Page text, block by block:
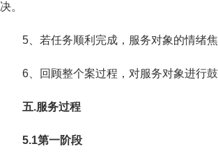
决。
5、若任务顺利完成，服务对象的情绪
6、回顾整个案过程，对服务对象进行
五.服务过程
5.1第一阶段